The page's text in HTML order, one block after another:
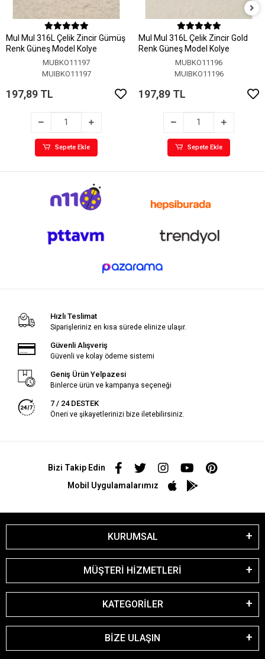
MuI MuI 316L Çelik Zincir Gümüş
Renk Güneş Model Kolye
MUBKO11197
MUIBKO11197
197,89 TL
Sepete Ekle
MuI MuI 316L Çelik Zincir Gold
Renk Güneş Model Kolye
MUBKO11196
MUIBKO11196
197,89 TL
Sepete Ekle
Hızlı Teslimat
Siparişleriniz en kısa sürede elinize ulaşır.
Güvenli Alışveriş
Güvenli ve kolay ödeme sistemi
Geniş Ürün Yelpazesi
Binlerce ürün ve kampanya seçeneği
7 / 24 DESTEK
Öneri ve şikayetlerinizi bize iletebilirsiniz.
Bizi Takip Edin
Mobil Uygulamalarımız
KURUMSAL
MÜŞTERİ HİZMETLERİ
KATEGORİLER
BİZE ULAŞIN